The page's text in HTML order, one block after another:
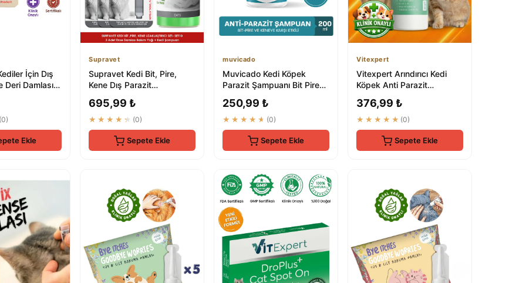
İçin Dış
Deri Damlası
(0)
Ekle
Supravet
Supravet Kedi Bit, Pire,
Kene Dış Parazit
Doğal
695,99 ₺
★★★★★ (0)
Sepete Ekle
muvicado
Muvicado Kedi Köpek
Parazit Şampuanı Bit Pire
Tasması İle...
250,99 ₺
★★★★★ (0)
Sepete Ekle
Vitexpert
Vitexpert Arındırıcı Kedi
Köpek Anti Parazit
376,99 ₺
★★★★★ (0)
Sepete Ekle